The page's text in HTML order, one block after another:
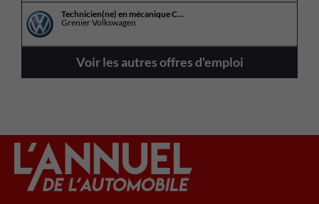
Technicien(ne) en mécanique C...
Grenier Volkswagen
Voir les autres offres d'emploi